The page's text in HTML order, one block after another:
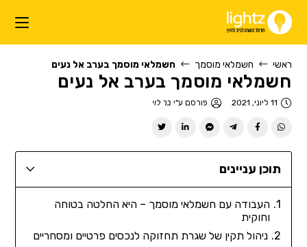
ראשי חשמלאי מוסמך חשמלאי מוסמך בערב אל נעים
חשמלאי מוסמך בערב אל נעים
11 ליוני, 2021 פורסם ע"י בר לוי
תוכן עניינים
העבודה עם חשמלאי מוסמך – היא החלטה בטוחה
וחוקית
ניהול תקין של שגרת תחזוקה לנכסים פרטיים ומסחריים